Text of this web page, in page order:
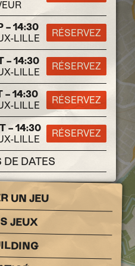
– 14:30
LILLE
RÉSERVEZ
– 14:30
LILLE
RÉSERVEZ
– 14:30
LILLE
RÉSERVEZ
– 14:30
LILLE
RÉSERVEZ
DATES
UN JEU
JEUX